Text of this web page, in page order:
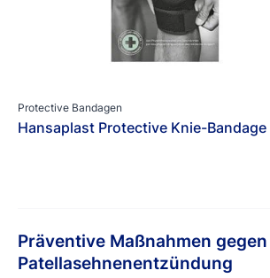
Protective Bandagen
Hansaplast Protective Knie-Bandage
Präventive Maßnahmen
Patellasehnenentzündung